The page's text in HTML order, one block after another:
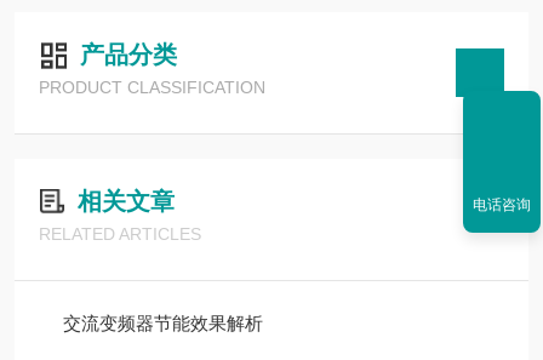
产品分类
PRODUCT CLASSIFICATION
相关文章
RELATED ARTICLES
交流变频器节能效果解析
电话咨询